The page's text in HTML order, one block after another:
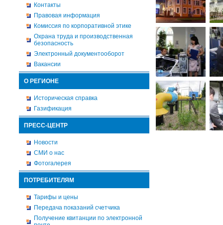
Контакты
Правовая информация
Комиссия по корпоративной этике
Охрана труда и производственная
безопасность
Электронный документооборот
Вакансии
О РЕГИОНЕ
Историческая справка
Газификация
ПРЕСС-ЦЕНТР
Новости
СМИ о нас
Фотогалерея
ПОТРЕБИТЕЛЯМ
Тарифы и цены
Передача показаний счетчика
Получение квитанции по электронной